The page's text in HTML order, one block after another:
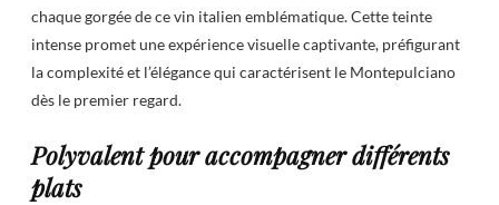
chaque gorgée de ce vin italien emblématique. Cette teinte
intense promet une expérience visuelle captivante, préfigurant
la complexité et l’élégance qui caractérisent le Montepulciano
dès le premier regard.
Polyvalent pour accompagner différents
plats